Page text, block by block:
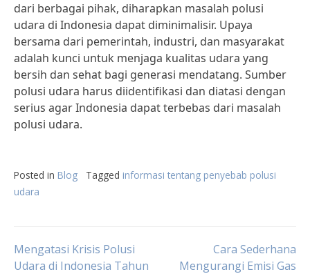
dari berbagai pihak, diharapkan masalah polusi
udara di Indonesia dapat diminimalisir. Upaya
bersama dari pemerintah, industri, dan masyarakat
adalah kunci untuk menjaga kualitas udara yang
bersih dan sehat bagi generasi mendatang. Sumber
polusi udara harus diidentifikasi dan diatasi dengan
serius agar Indonesia dapat terbebas dari masalah
polusi udara.
Posted in Blog Tagged informasi tentang penyebab polusi
udara
Post
Mengatasi Krisis Polusi
Udara di Indonesia Tahun
Cara Sederhana
Mengurangi Emisi Gas